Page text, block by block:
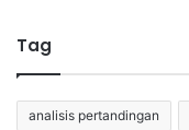
Tag
analisis pertandingan